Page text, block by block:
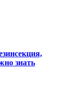
знать